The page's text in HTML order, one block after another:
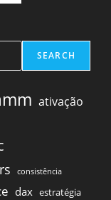
SEARCH
ativação
consistência
dax estratégia